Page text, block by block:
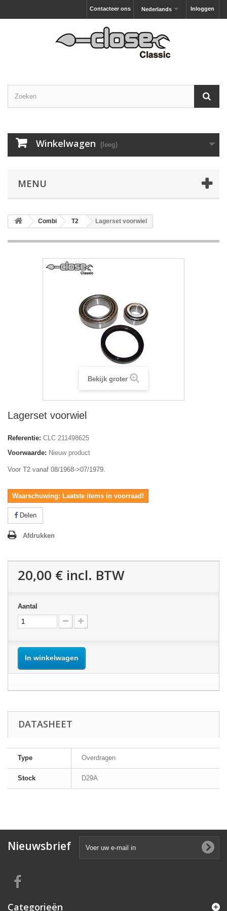
Inloggen
Nederlands
Contacteer ons
Winkelwagen (leeg)
MENU
Combi T2 Lagerset voorwiel
Bekijk groter
Lagerset voorwiel
Referentie: CLC 211498625
Voorwaarde: Nieuw product
Voor T2 vanaf 08/1968->07/1979.
Waarschuwing: Laatste items in voorraad!
Delen
Afdrukken
20,00 € incl. BTW
Aantal
In winkelwagen
DATASHEET
Type Overdragen
Stock D29A
Nieuwsbrief
Categorieën